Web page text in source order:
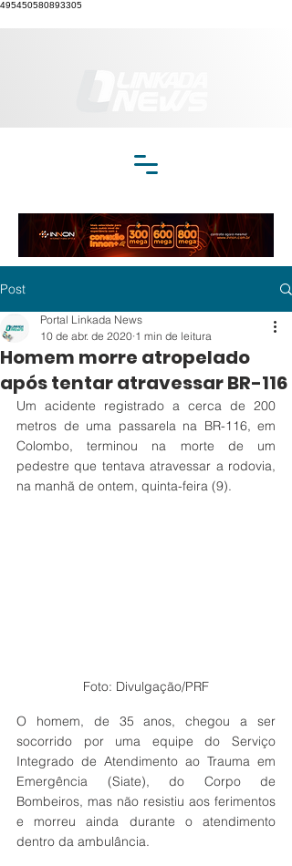
495450580893305
Post
Homem morre atropelado
após tentar atravessar BR-116
Portal Linkada News
10 de abr. de 2020 1 min de leitura
Um acidente registrado a cerca de 200
metros de uma passarela na BR-116, em
Colombo, terminou na morte de um
pedestre que tentava atravessar a rodovia,
na manhã de ontem, quinta-feira (9).
Foto: Divulgação/PRF
O homem, de 35 anos, chegou a ser
socorrido por uma equipe do Serviço
Integrado de Atendimento ao Trauma em
Emergência (Siate), do Corpo de
Bombeiros, mas não resistiu aos ferimentos
e morreu ainda durante o atendimento
dentro da ambulância.